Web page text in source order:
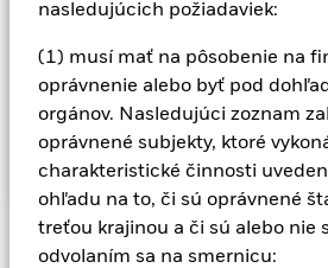
nasledujúcich požiadaviek:
(1) musí mať na pôsobenie na
oprávnenie alebo byť pod
orgánov. Nasledujúci zoznam
oprávnené subjekty, ktoré
charakteristické činnosti
ohľadu na to, či sú oprávnené
treťou krajinou a či sú alebo nie
odvolaním sa na smernicu:
cenných papierov spoločností s
spoločnosti znásobená počtom
pravdepodobné, že fond bude
spoločností sídliacich na vyspelých
fond môže investovať tiež do